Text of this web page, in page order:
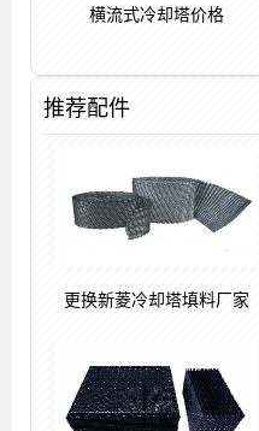
横流式冷却塔价格
推荐配件
更换新菱冷却塔填料厂家